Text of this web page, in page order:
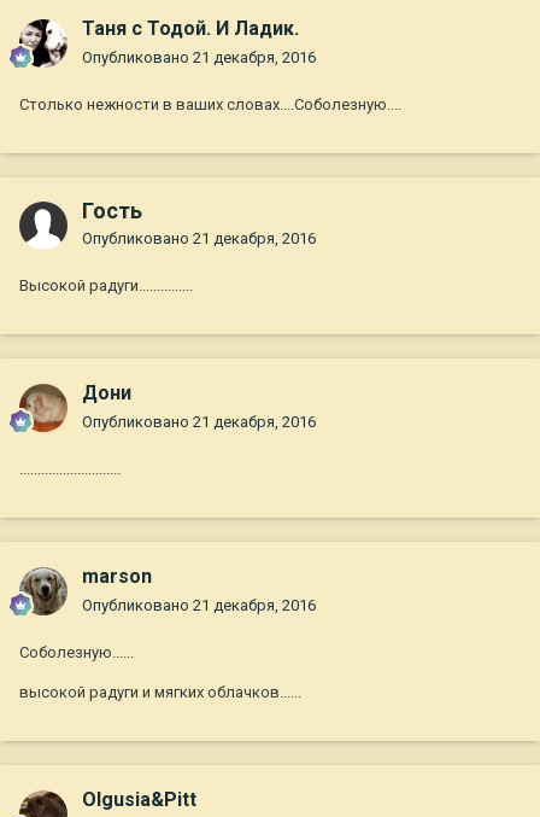
Таня с Тодой. И Ладик.
Опубликовано 21 декабря, 2016
Столько нежности в ваших словах....Соболезную....
Гость
Опубликовано 21 декабря, 2016
Высокой радуги...............
Дони
Опубликовано 21 декабря, 2016
............................
marson
Опубликовано 21 декабря, 2016
Соболезную......
высокой радуги и мягких облачков......
Olgusia&Pitt